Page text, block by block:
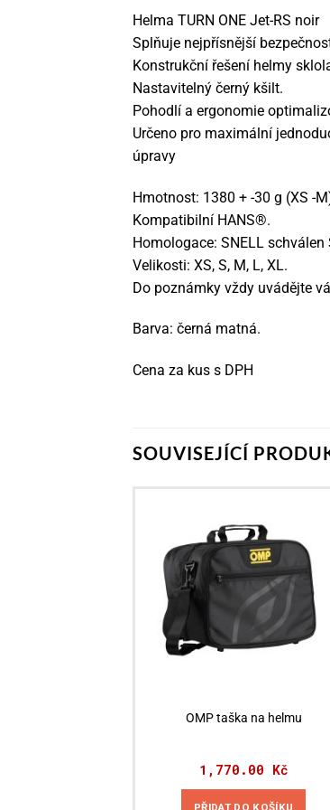
Helma TURN ONE Jet-RS noir
Splňuje nejpřísnější
Konstrukční řešení helmy
Nastavitelný černý kšilt.
Pohodlí a ergonomie
Určeno pro maximální
úpravy
Hmotnost: 1380 + -30 g (XS -
Kompatibilní HANS®.
Homologace: SNELL
Velikosti: XS, S, M, L, XL.
Do poznámky vždy uvádějte
Barva: černá matná.
Cena za kus s DPH
SOUVISEJÍCÍ
OMP taška na helmu
1,770.00 Kč
PŘIDAT DO KOŠÍKU